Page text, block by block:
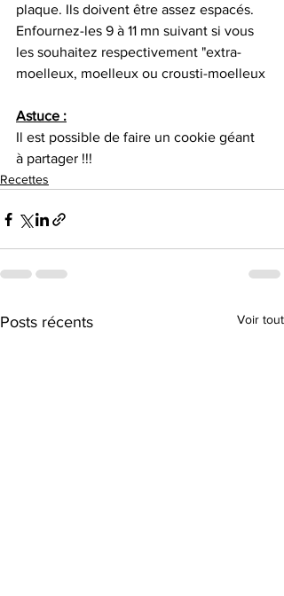
plaque. Ils doivent être assez espacés.
Enfournez-les 9 à 11 mn suivant si vous
les souhaitez respectivement "extra-
moelleux, moelleux ou crousti-moelleux
Astuce :
Il est possible de faire un cookie géant
à partager !!!
Recettes
Posts récents Voir tout